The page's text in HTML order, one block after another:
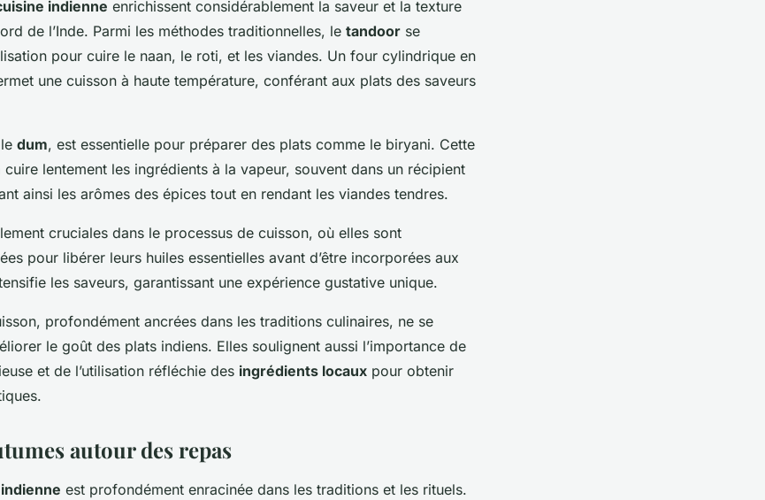
indienne enrichissent considérablement la saveur et la texture
de l’Inde. Parmi les méthodes traditionnelles, le tandoor se
pour cuire le naan, le roti, et les viandes. Un four cylindrique en
une cuisson à haute température, conférant aux plats des saveurs
dum, est essentielle pour préparer des plats comme le biryani. Cette
lentement les ingrédients à la vapeur, souvent dans un récipient
ainsi les arômes des épices tout en rendant les viandes tendres.
cruciales dans le processus de cuisson, où elles sont
pour libérer leurs huiles essentielles avant d’être incorporées aux
les saveurs, garantissant une expérience gustative unique.
profondément ancrées dans les traditions culinaires, ne se
le goût des plats indiens. Elles soulignent aussi l’importance de
et de l’utilisation réfléchie des ingrédients locaux pour obtenir
autour des repas
est profondément enracinée dans les traditions et les rituels.